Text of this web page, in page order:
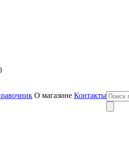
О магазине Контакты